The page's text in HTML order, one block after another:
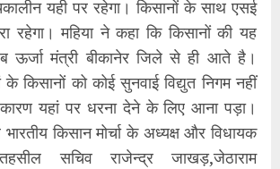
यही पर रहेगा। किसानों के साथ एसई
रहेगा। महिया ने कहा कि किसानों की यह
ऊर्जा मंत्री बीकानेर जिले से ही आते है।
किसानों को कोई सुनवाई विद्युत निगम नहीं
यहां पर धरना देने के लिए आना पड़ा।
किसान मोर्चा के अध्यक्ष और विधायक
सचिव राजेन्द्र जाखड़,जेठाराम